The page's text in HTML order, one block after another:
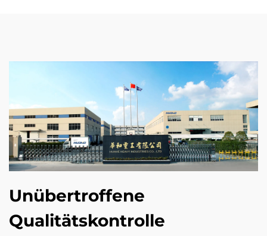
Unübertroffene
Qualitätskontrolle